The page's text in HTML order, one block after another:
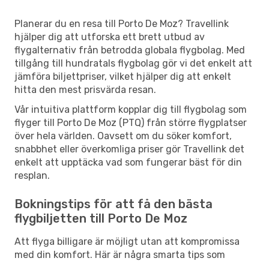
Planerar du en resa till Porto De Moz? Travellink
hjälper dig att utforska ett brett utbud av
flygalternativ från betrodda globala flygbolag. Med
tillgång till hundratals flygbolag gör vi det enkelt att
jämföra biljettpriser, vilket hjälper dig att enkelt
hitta den mest prisvärda resan.
Vår intuitiva plattform kopplar dig till flygbolag som
flyger till Porto De Moz (PTQ) från större flygplatser
över hela världen. Oavsett om du söker komfort,
snabbhet eller överkomliga priser gör Travellink det
enkelt att upptäcka vad som fungerar bäst för din
resplan.
Bokningstips för att få den bästa
flygbiljetten till Porto De Moz
Att flyga billigare är möjligt utan att kompromissa
med din komfort. Här är några smarta tips som